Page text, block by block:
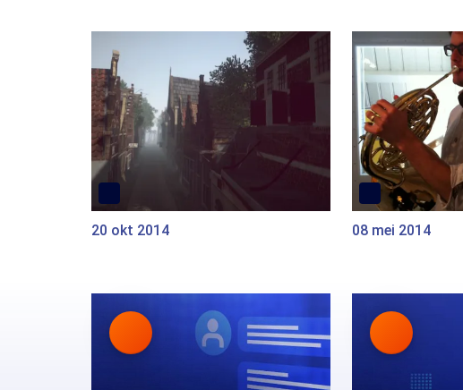
20 okt 2014 08 mei 2014